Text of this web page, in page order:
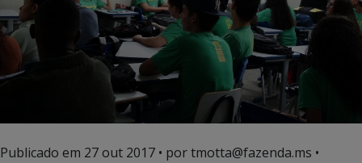
Publicado em 27 out 2017 • por tmotta@fazenda.ms •